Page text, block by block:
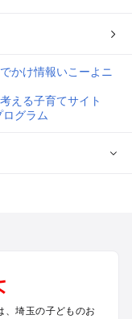
、埼玉の子どものお